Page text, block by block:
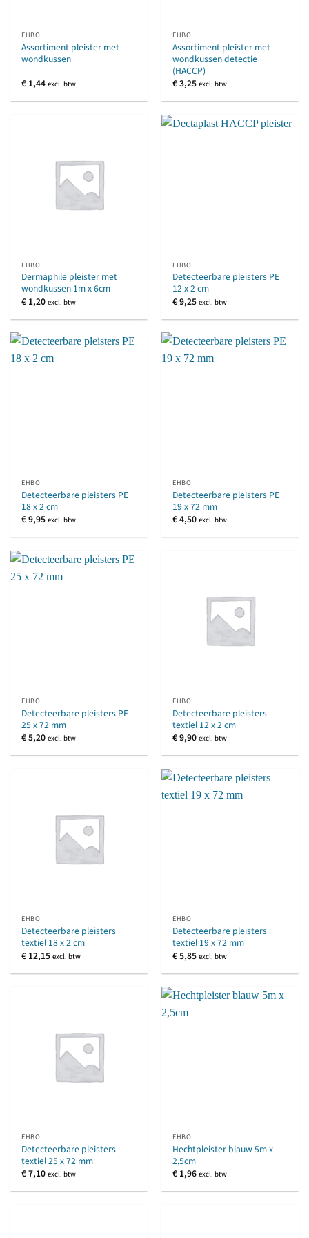
EHBO
Assortiment pleister met
wondkussen
€ 1,44 excl. btw
EHBO
Assortiment pleister met
wondkussen detectie
(HACCP)
€3,25 excl. btw
EHBO
Dermaphile pleister met
wondkussen 1m x 6cm
€ 1,20 excl. btw
EHBO
Detecteerbare pleisters PE
12 x 2 cm
€9,25 excl. btw
EHBO
Detecteerbare pleisters PE
18 x 2 cm
€9,95 excl. btw
EHBO
Detecteerbare pleisters PE
19 x 72 mm
€4,50 excl. btw
EHBO
Detecteerbare pleisters PE
25 x 72 mm
€5,20 excl. btw
EHBO
Detecteerbare pleisters
textiel 12 x 2 cm
€9,90 excl. btw
EHBO
Detecteerbare pleisters
textiel 18 x 2 cm
€ 12,15 excl. btw
EHBO
Detecteerbare pleisters
textiel 19 x 72 mm
€5,85 excl. btw
EHBO
Detecteerbare pleisters
textiel 25 x 72 mm
€7,10 excl. btw
EHBO
Hechtpleister blauw 5m x
2,5cm
€ 1,96 excl. btw